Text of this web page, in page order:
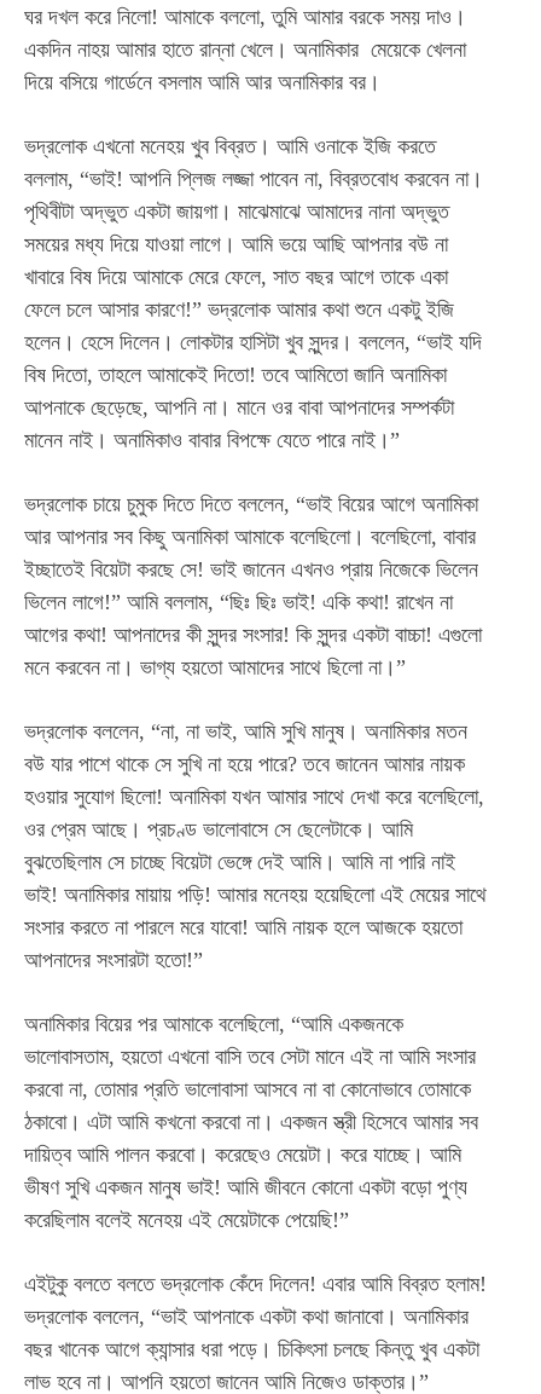
ঘর দখল করে নিলো! আমাকে বললো, তুমি আমার বরকে সময় দাও।
একদিন নাহয় আমার হাতে রান্না খেলে। অনামিকার মেয়েকে খেলনা
দিয়ে বসিয়ে গার্ডেনে বসলাম আমি আর অনামিকার বর।
ভদ্রলোক এখনো মনেহয় খুব বিব্রত। আমি ওনাকে ইজি কর‍তে
বললাম, “ভাই! আপনি প্লিজ লজ্জা পাবেন না, বিব্রতবোধ করবেন না।
পৃথিবীটা অদ্ভুত একটা জায়গা। মাঝেমাঝে আমাদের নানা অদ্ভুত
সময়ের মধ্য দিয়ে যাওয়া লাগে। আমি ভয়ে আছি আপনার বউ না
খাবারে বিষ দিয়ে আমাকে মেরে ফেলে, সাত বছর আগে তাকে একা
ফেলে চলে আসার কারণে!” ভদ্রলোক আমার কথা শুনে একটু ইজি
হলেন। হেসে দিলেন। লোকটার হাসিটা খুব সুন্দর। বললেন, “ভাই যদি
বিষ দিতো, তাহলে আমাকেই দিতো! তবে আমিতো জানি অনামিকা
আপনাকে ছেড়েছে, আপনি না। মানে ওর বাবা আপনাদের সম্পর্কটা
মানেন নাই। অনামিকাও বাবার বিপক্ষে যেতে পারে নাই।”
ভদ্রলোক চায়ে চুমুক দিতে দিতে বললেন, “ভাই বিয়ের আগে অনামিকা
আর আপনার সব কিছু অনামিকা আমাকে বলেছিলো। বলেছিলো, বাবার
ইচ্ছাতেই বিয়েটা করছে সে! ভাই জানেন এখনও প্রায় নিজেকে ভিলেন
ভিলেন লাগে!” আমি বললাম, “ছিঃ ছিঃ ভাই! একি কথা! রাখেন না
আগের কথা! আপনাদের কী সুন্দর সংসার! কি সুন্দর একটা বাচ্চা! এগুলো
মনে করবেন না। ভাগ্য হয়তো আমাদের সাথে ছিলো না।”
ভদ্রলোক বললেন, “না, না ভাই, আমি সুখি মানুষ। অনামিকার মতন
বউ যার পাশে থাকে সে সুখি না হয়ে পারে? তবে জানেন আমার নায়ক
হওয়ার সুযোগ ছিলো! অনামিকা যখন আমার সাথে দেখা করে বলেছিলো,
ওর প্রেম আছে। প্রচণ্ড ভালোবাসে সে ছেলেটাকে। আমি
বুঝতেছিলাম সে চাচ্ছে বিয়েটা ভেঙ্গে দেই আমি। আমি না পারি নাই
ভাই! অনামিকার মায়ায় পড়ি! আমার মনেহয় হয়েছিলো এই মেয়ের সাথে
সংসার করতে না পারলে মরে যাবো! আমি নায়ক হলে আজকে হয়তো
আপনাদের সংসারটা হতো!”
অনামিকার বিয়ের পর আমাকে বলেছিলো, “আমি একজনকে
ভালোবাসতাম, হয়তো এখনো বাসি তবে সেটা মানে এই না আমি সংসার
করবো না, তোমার প্রতি ভালোবাসা আসবে না বা কোনোভাবে তোমাকে
ঠকাবো। এটা আমি কখনো করবো না। একজন স্ত্রী হিসেবে আমার সব
দায়িত্ব আমি পালন করবো। করেছেও মেয়েটা। করে যাচ্ছে। আমি
ভীষণ সুখি একজন মানুষ ভাই! আমি জীবনে কোনো একটা বড়ো পুণ্য
করেছিলাম বলেই মনেহয় এই মেয়েটাকে পেয়েছি!”
এইটুকু বলতে বলতে ভদ্রলোক কেঁদে দিলেন! এবার আমি বিব্রত হলাম!
ভদ্রলোক বললেন, “ভাই আপনাকে একটা কথা জানাবো। অনামিকার
বছর খানেক আগে ক্যান্সার ধরা পড়ে। চিকিৎসা চলছে কিন্তু খুব একটা
লাভ হবে না। আপনি হয়তো জানেন আমি নিজেও ডাক্তার।”